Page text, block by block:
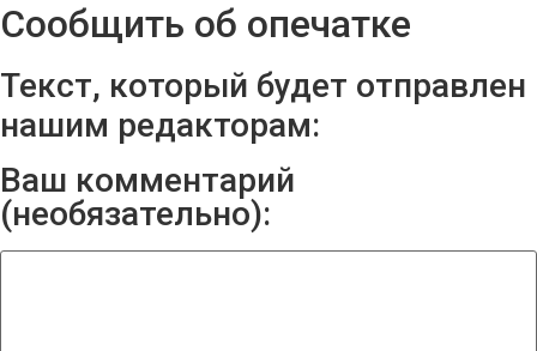
Сообщить об опечатке
Текст, который будет отправлен
нашим редакторам:
Ваш комментарий
(необязательно):